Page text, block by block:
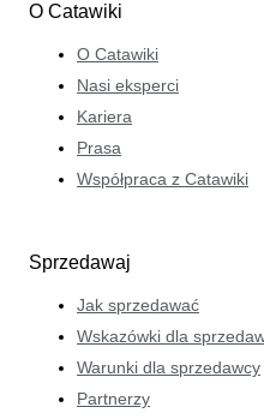
O Catawiki
O Catawiki
Nasi eksperci
Kariera
Prasa
Współpraca z Catawiki
Sprzedawaj
Jak sprzedawać
Wskazówki dla
Warunki dla sprzedawcy
Partnerzy